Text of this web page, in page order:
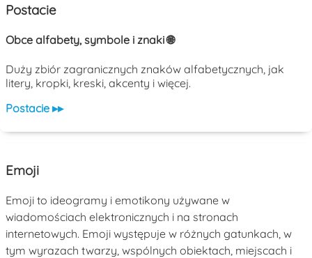
Postacie
Obce alfabety, symbole i znaki 🌐
Duży zbiór zagranicznych znaków alfabetycznych, jak
litery, kropki, kreski, akcenty i więcej.
Postacie ▸▸
Emoji
Emoji to ideogramy i emotikony używane w
wiadomościach elektronicznych i na stronach
internetowych. Emoji występuje w różnych gatunkach, w
tym wyrazach twarzy, wspólnych obiektach, miejscach i